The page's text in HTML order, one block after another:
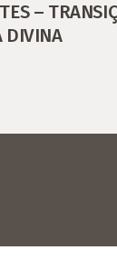
–
DIVINA